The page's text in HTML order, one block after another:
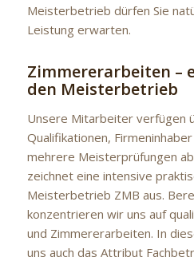
Meisterbetrieb dürfen Sie
Leistung erwarten.
Zimmererarbeiten –
den Meisterbetrieb
Unsere Mitarbeiter verfügen
Qualifikationen,
mehrere Meisterprüfungen
zeichnet eine intensive
Meisterbetrieb ZMB aus.
konzentrieren wir uns auf
und Zimmererarbeiten. In
uns auch das Attribut